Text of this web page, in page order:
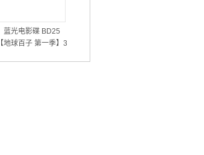
蓝光电影碟 BD25
【地球百子 第一季】3